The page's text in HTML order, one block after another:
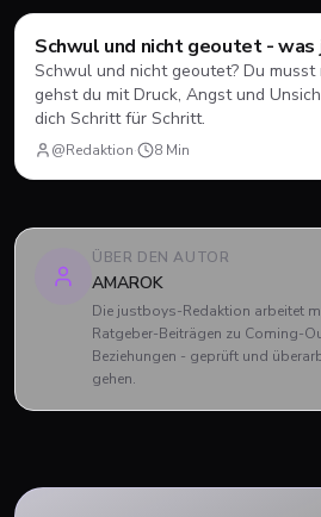
Ratgeber
Schwul und nicht geoutet -
Schwul und nicht geoutet? Du
gehst du mit Druck, Angst und
dich Schritt für Schritt.
@Redaktion· 8 Min
ÜBER DEN AUTOR
AMAROK
Die justboys-Redaktion arbeitet
Ratgeber-Beiträgen zu Coming-
Beziehungen - geprüft und
gehen.